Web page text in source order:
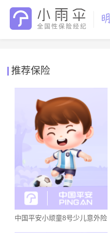
推荐保险
中国平安小顽童8号少儿意外险